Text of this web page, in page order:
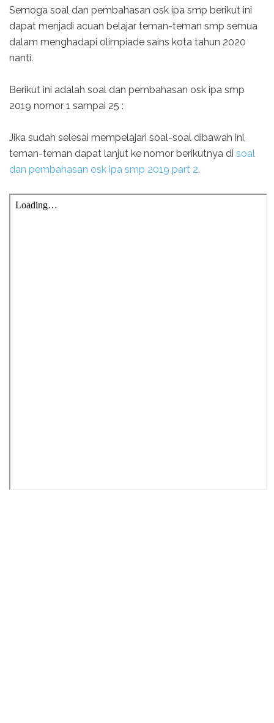
Semoga soal dan pembahasan osk ipa smp berikut ini
dapat menjadi acuan belajar teman-teman smp semua
dalam menghadapi olimpiade sains kota tahun 2020
nanti.
Berikut ini adalah soal dan pembahasan osk ipa smp
2019 nomor 1 sampai 25 :
Jika sudah selesai mempelajari soal-soal dibawah ini,
teman-teman dapat lanjut ke nomor berikutnya di soal
dan pembahasan osk ipa smp 2019 part 2.